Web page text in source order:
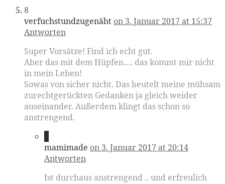
8
verfuchstundzugenäht on 3. Januar 2017 at 15:37
Antworten
Super Vorsätze! Find ich echt gut.
Aber das mit dem Hüpfen…. das kommt mir nicht
in mein Leben!
Sowas von sicher nicht. Das beutelt meine mühsam
zurechtgerückten Gedanken ja gleich weider
auseinander. Außerdem klingt das schon so
anstrengend.
mamimade on 3. Januar 2017 at 20:14
Antworten
Ist durchaus anstrengend .. und erfreulich